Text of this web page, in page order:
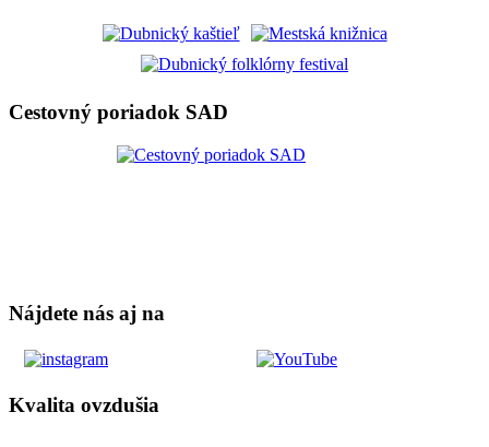
Cestovný poriadok SAD
Nájdete nás aj na
Kvalita ovzdušia